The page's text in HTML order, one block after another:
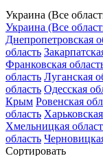
Украина (Все
Украина (Все
Днепропетровская
область
Франковская
область Луганская
область Одесская
Крым Ровенская
область
Хмельницкая
область
Сортировать